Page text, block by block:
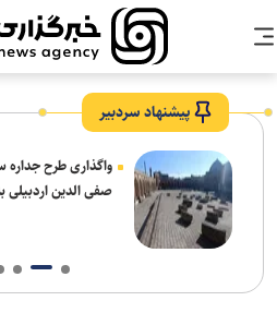
پیشنهاد سردبیر
واگذاری طرح
صفی الدین اردبیلی